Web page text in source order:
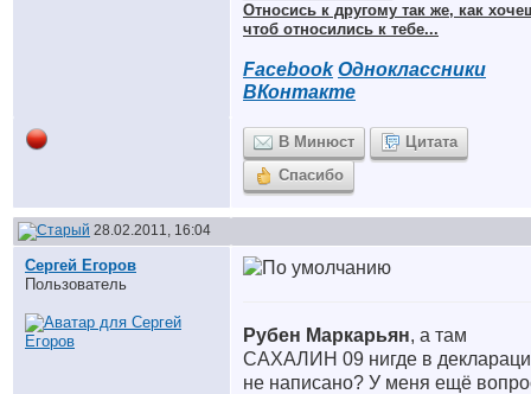
Относись к другому так же, как
чтоб относились к тебе...
Facebook Одноклассники
ВКонтакте
В Минюст
Цитата
Спасибо
28.02.2011, 16:04
Сергей Егоров
Пользователь
Рубен Маркарьян, а там
САХАЛИН 09 нигде в
не написано? У меня ещё